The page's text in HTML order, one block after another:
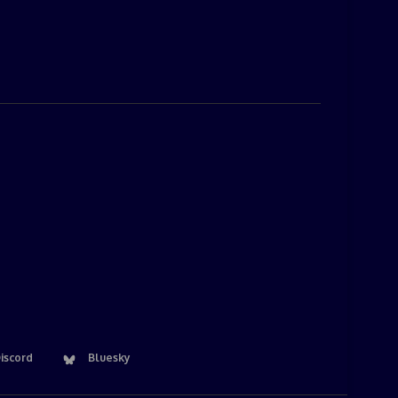
Bluesky